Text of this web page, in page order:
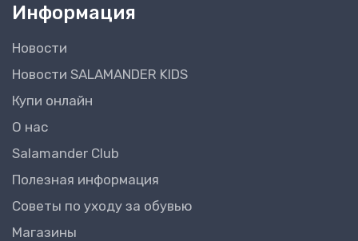
Информация
Новости
Новости SALAMANDER KIDS
Купи онлайн
О нас
Salamander Club
Полезная информация
Советы по уходу за обувью
Магазины